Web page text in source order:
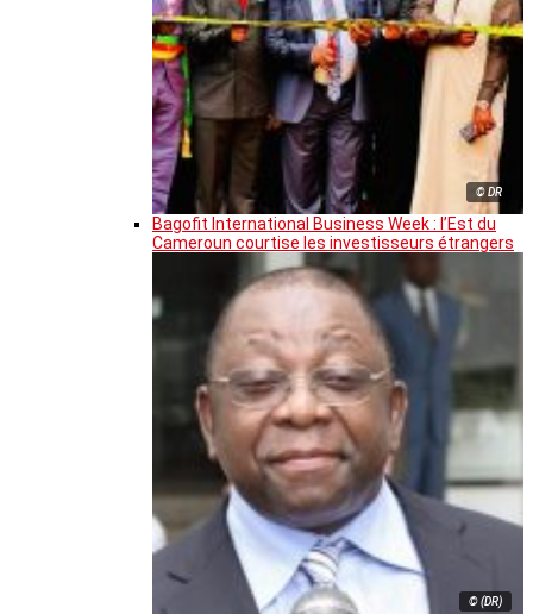
© DR
Bagofit International Business Week : l’Est du
Cameroun courtise les investisseurs étrangers
© (DR)